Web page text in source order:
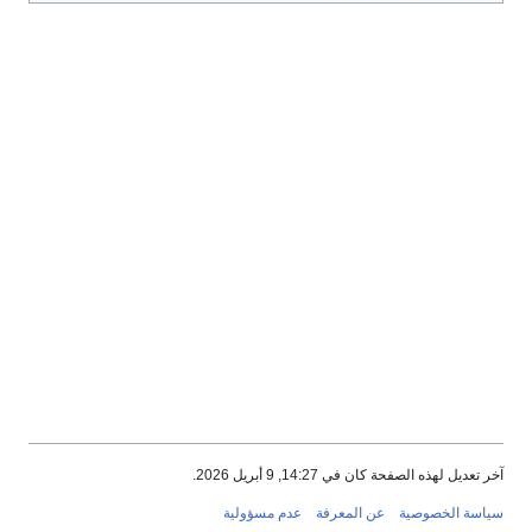
آخر تعديل لهذه الصفحة كان في 14:27, 9 أبريل 2026.
سياسة الخصوصية عن المعرفة عدم مسؤولية